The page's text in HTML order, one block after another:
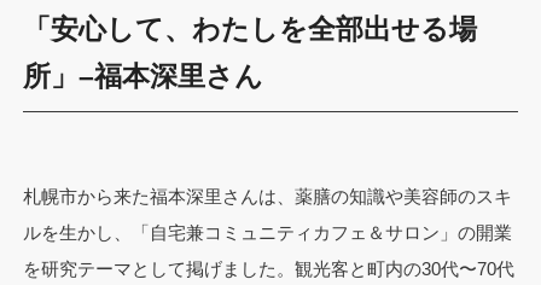
「安心して、わたしを全部出せる場
所」–福本深里さん
札幌市から来た福本深里さんは、薬膳の知識や美容師のスキ
ルを生かし、「自宅兼コミュニティカフェ＆サロン」の開業
を研究テーマとして掲げました。観光客と町内の30代〜70代